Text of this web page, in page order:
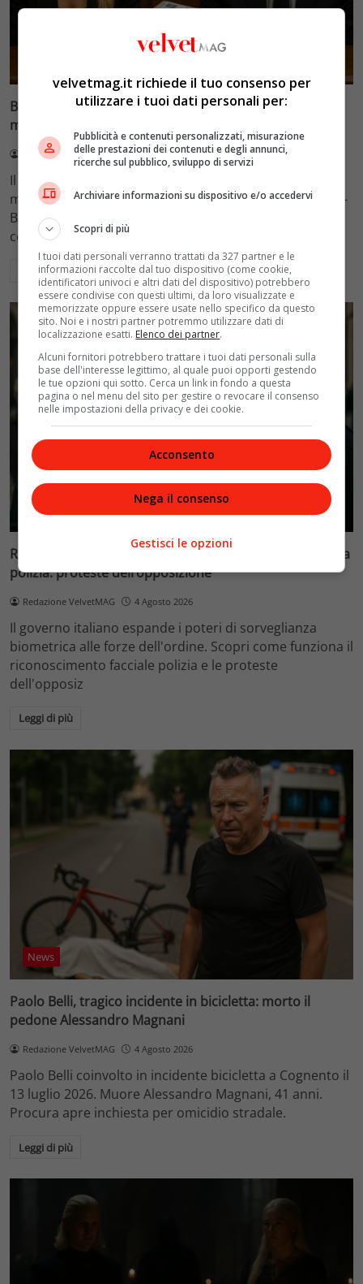
Blasi vs Totti: il giudice riduce l’assegno di
mantenimento a 10.900 euro
Redazione VelvetMAG 4 Agosto 2026
Il Tribunale di Roma ha fissato l'assegno di
mantenimento figli a 10.900 euro mensili nel caso Totti-
Blasi, respingendo la richiesta di 20mila euro della
conduttrice.
Leggi di più
Politica
Riconoscimento facciale, il governo accelera i poteri alla
polizia: proteste dell’opposizione
Redazione VelvetMAG 4 Agosto 2026
Il governo italiano espande i poteri di sorveglianza
biometrica alle forze dell'ordine. Scopri come funziona il
riconoscimento facciale polizia e le proteste
dell'opposiz
Leggi di più
News
Paolo Belli, tragico incidente in bicicletta: morto il
pedone Alessandro Magnani
Redazione VelvetMAG 4 Agosto 2026
Paolo Belli coinvolto in incidente bicicletta a Cognento il
13 luglio 2026. Muore Alessandro Magnani, 41 anni.
Procura apre inchiesta per omicidio stradale.
Leggi di più
velvetmag.it richiede il tuo consenso per
utilizzare i tuoi dati personali per:
Pubblicità e contenuti personalizzati, misurazione
delle prestazioni dei contenuti e degli annunci,
ricerche sul pubblico, sviluppo di servizi
Archiviare informazioni su dispositivo e/o accedervi
Scopri di più
I tuoi dati personali verranno trattati da 327 partner e le
informazioni raccolte dal tuo dispositivo (come cookie,
identificatori univoci e altri dati del dispositivo) potrebbero
essere condivise con questi ultimi, da loro visualizzate e
memorizzate oppure essere usate nello specifico da questo
sito. Noi e i nostri partner potremmo utilizzare dati di
localizzazione esatti. Elenco dei partner.
Alcuni fornitori potrebbero trattare i tuoi dati personali sulla
base dell'interesse legittimo, al quale puoi opporti gestendo
le tue opzioni qui sotto. Cerca un link in fondo a questa
pagina o nel menu del sito per gestire o revocare il consenso
nelle impostazioni della privacy e dei cookie.
Acconsento
Nega il consenso
Gestisci le opzioni